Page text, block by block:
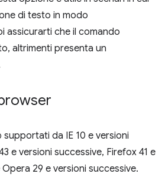
di testo in modo
assicurarti che il comando
altrimenti presenta un
da IE 10 e versioni
e versioni successive, Firefox 41 e
29 e versioni successive.